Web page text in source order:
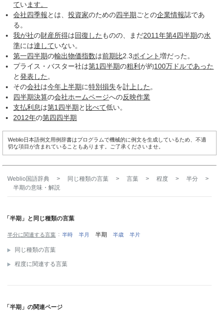
ています。
会社四季報とは、投資家のための四半期ごとの企業情報誌であ
る。
我が社の財産所得は回復した ものの、まだ2011年第4四半期の水
準には達していない。
第一四半期の輸出物価指数は前期比2.3ポイント増だった。
プライス・バスター社は第1四半期の粗利が約100万 ドルであった
と発表した 。
その会社は今年 上半期に特別損失を計上した 。
四半期決算の会社ホームページへの反映作業
支払利息は第1四半期と 比べて低い。
2012年の第四四半期
Weblio日本語例文用例辞書はプログラムで機械的に例文を生成しているため、不適
切な項目が含まれていることもあります。ご了承くださいませ。
Weblio国語辞典 > 同じ種類の言葉 > 言葉 > 程度 > 半分
>
半期の意味・解説
「半期」と同じ種類の言葉
半分に関連する言葉 半時 半月 半期 半歳 半片
同じ種類の言葉
程度に関連する言葉
「半期」の関連ページ